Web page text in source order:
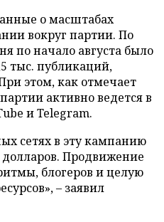
о масштабах
вокруг партии. По
по начало августа было
тыс. публикаций,
этом, как отмечает
активно ведется в
и Telegram.
сетях в эту кампанию
Продвижение
блогеров и целую
– заявил